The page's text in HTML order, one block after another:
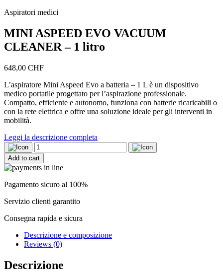
Aspiratori medici
MINI ASPEED EVO VACUUM
CLEANER – 1 litro
648,00 CHF
L’aspiratore Mini Aspeed Evo a batteria – 1 L è un dispositivo
medico portatile progettato per l’aspirazione professionale.
Compatto, efficiente e autonomo, funziona con batterie ricaricabili o
con la rete elettrica e offre una soluzione ideale per gli interventi in
mobilità.
Leggi la descrizione completa
MINI
ASPEED
EVO
VACUUM
CLEANER
1
quantity
Add to cart
Pagamento sicuro al 100%
Servizio clienti garantito
Consegna rapida e sicura
Descrizione e composizione
Reviews (0)
Descrizione